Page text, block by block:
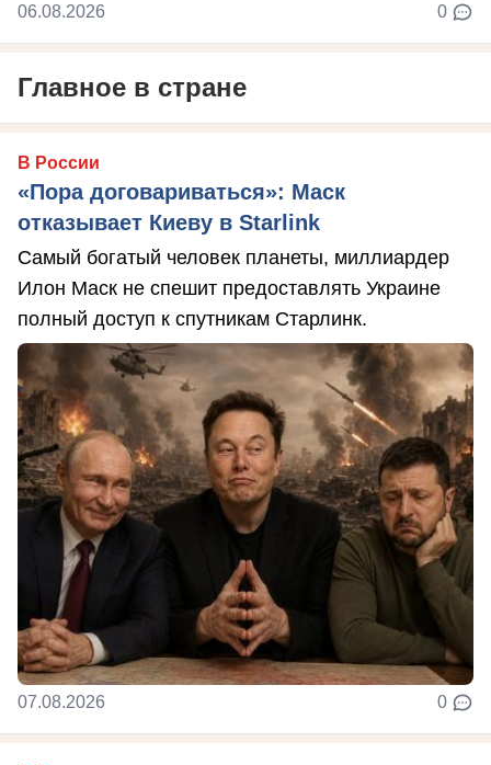
06.08.2026 0
Главное в стране
В России
«Пора договариваться»: Маск
отказывает Киеву в Starlink
Самый богатый человек планеты, миллиардер
Илон Маск не спешит предоставлять Украине
полный доступ к спутникам Старлинк.
07.08.2026 0